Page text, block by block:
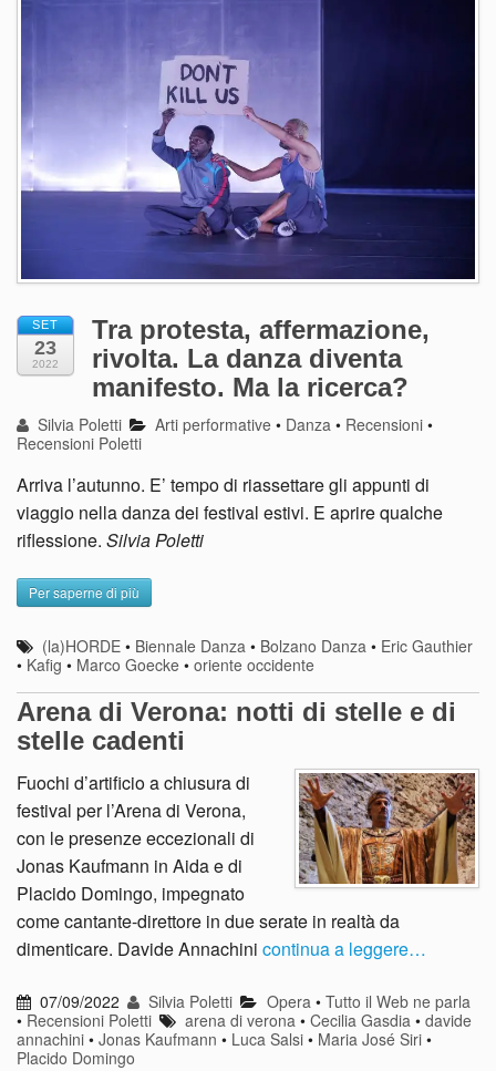
SET
23
2022
Tra protesta, affermazione,
rivolta. La danza diventa
manifesto. Ma la ricerca?
Silvia Poletti Arti performative • Danza • Recensioni •
Recensioni Poletti
Arriva l’autunno. E’ tempo di riassettare gli appunti di
viaggio nella danza dei festival estivi. E aprire qualche
riflessione. Silvia Poletti
Per saperne di più
(la)HORDE • Biennale Danza • Bolzano Danza • Eric Gauthier
• Kafig • Marco Goecke • oriente occidente
Arena di Verona: notti di stelle e di
stelle cadenti
Fuochi d’artificio a chiusura di
festival per l’Arena di Verona,
con le presenze eccezionali di
Jonas Kaufmann in Aida e di
Placido Domingo, impegnato
come cantante-direttore in due serate in realtà da
dimenticare. Davide Annachini continua a leggere…
07/09/2022 Silvia Poletti Opera• Tutto il Web ne parla
• Recensioni Poletti arena di verona •Cecilia Gasdia •davide
annachini • Jonas Kaufmann • Luca Salsi • Maria José Siri •
Placido Domingo